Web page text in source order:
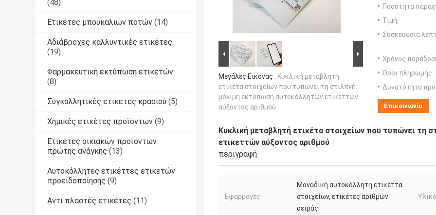
(48)
Ετικέτες μπουκαλιών ποτών (14)
Αδιάβροχες καλλυντικές ετικέτες
(19)
Φαρμακευτική εκτύπωση ετικετών
(8)
Συγκολλητικές ετικέτες κρασιού (5)
Χημικές ετικέτες προϊόντων (9)
Ετικέτες οικιακών προϊόντων
πρώτης ανάγκης (13)
Αυτοκόλλητες ετικέττες ετικετών
προειδοποίησης (9)
Αντι πλαστές ετικέτες (11)
Μεγάλες Εικόνας : Κυκλική μεταβλητή
ετικέτα στοιχείων που τυπώνει τη στιλπνή
μόνιμη εκτύπωση αυτοκόλλητων ετικεττών
αύξοντος αριθμού
Ποσότητα
Τιμή:
Συσκευασία
Χρόνος
Όροι πληρωμής:
Δυνατότητα
Επικοινωνία
Κυκλική μεταβλητή ετικέτα στοιχείων που τυπώνει τη
ετικεττών αύξοντος αριθμού
περιγραφή
Εφαρμογές:
Μοναδική αυτοκόλλητη ετικέττα
στοιχείων, ετικέτες αριθμών
σειράς